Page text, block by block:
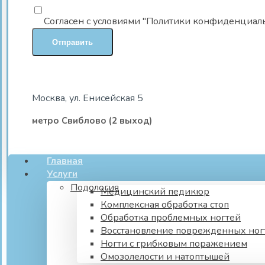
Согласен с условиями "Политики
Москва, ул. Енисейская 5
метро Свиблово (2 выход)
Главная
Услуги
ПодологияМедицинский педикюр
Комплексная обработка стоп
Обработка проблемных ногтей
Восстановление поврежденных
Ногти с грибковым поражением
Омозолелости и натоптышей